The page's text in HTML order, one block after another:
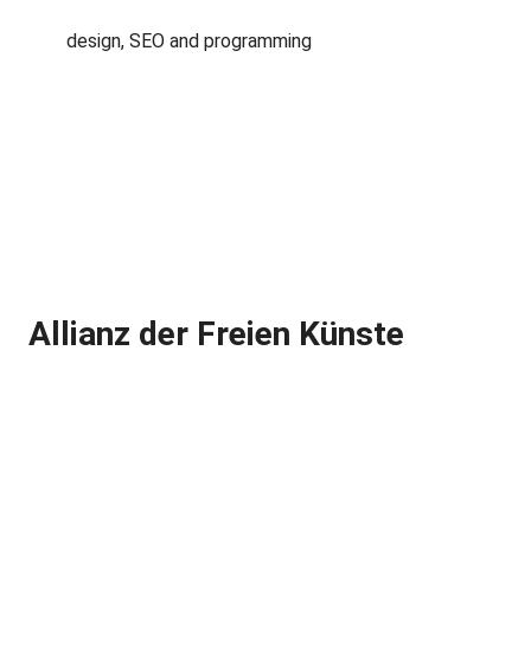
design, SEO and programming
Allianz der Freien Künste